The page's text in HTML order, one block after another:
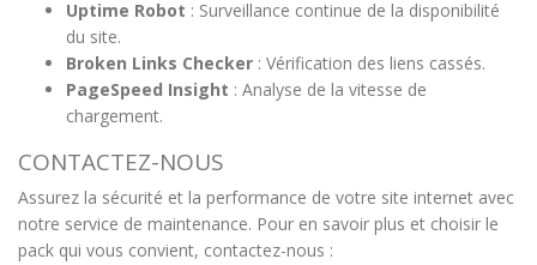
Uptime Robot : Surveillance continue de la disponibilité
du site.
Broken Links Checker : Vérification des liens cassés.
PageSpeed Insight : Analyse de la vitesse de
chargement.
CONTACTEZ-NOUS
Assurez la sécurité et la performance de votre site internet avec
notre service de maintenance. Pour en savoir plus et choisir le
pack qui vous convient, contactez-nous :